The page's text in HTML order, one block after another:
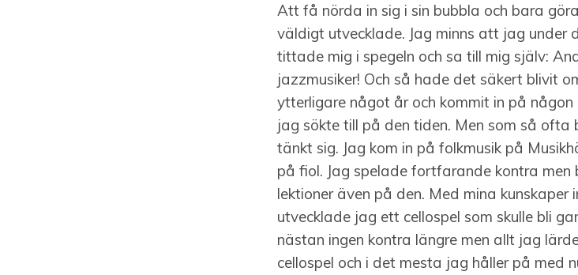
Att få nörda in sig i sin bubbla och bara
väldigt utvecklade. Jag minns att jag under
tittade mig i spegeln och sa till mig själv:
jazzmusiker! Och så hade det säkert blivit
ytterligare något år och kommit in på
jag sökte till på den tiden. Men som så
tänkt sig. Jag kom in på folkmusik på
på fiol. Jag spelade fortfarande kontra men
lektioner även på den. Med mina kunskaper
utvecklade jag ett cellospel som skulle bli
nästan ingen kontra längre men allt jag
cellospel och i det mesta jag håller på med